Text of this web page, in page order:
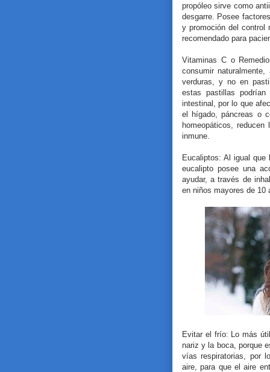
propóleo sirve como
desgarre. Posee
y promoción del control
recomendado para
Vitaminas C o
consumir
verduras, y no en
estas pastillas
intestinal, por lo que
el hígado, páncreas o
homeopáticos,
inmune.
Eucaliptos: Al igual
eucalipto posee una
ayudar, a través de
en niños mayores de 10
Evitar el frío: Lo más
nariz y la boca, porque
vías respiratorias, por
aire, para que el aire